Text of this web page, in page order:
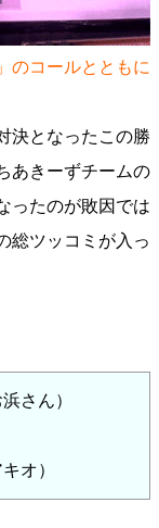
のコールとともに
決となったこの勝
あきーずチームの
ったのが敗因では
総ツッコミが入っ
さん）
オ）